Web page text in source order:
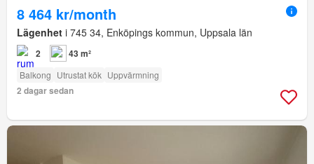
8 464 kr/month
Lägenhet i 745 34, Enköpings kommun, Uppsala län
2 43 m²
Balkong Utrustat kök Uppvärmning
2 dagar sedan